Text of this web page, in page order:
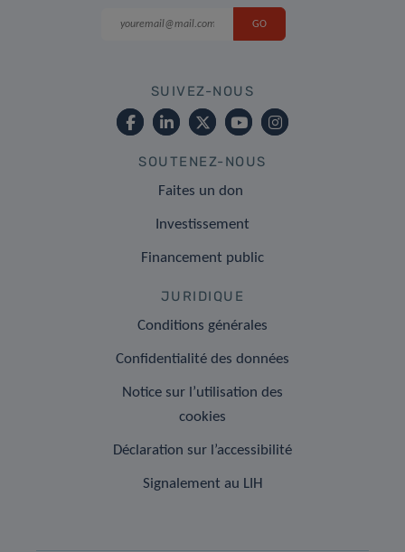
SUIVEZ-NOUS
SOUTENEZ-NOUS
Faites un don
Investissement
Financement public
JURIDIQUE
Conditions générales
Confidentialité des données
Notice sur l’utilisation des
cookies
Déclaration sur l’accessibilité
Signalement au LIH